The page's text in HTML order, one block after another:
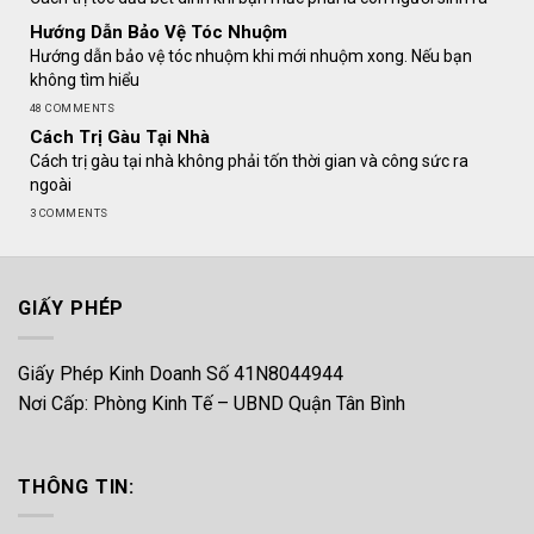
Hướng Dẫn Bảo Vệ Tóc Nhuộm
Hướng dẫn bảo vệ tóc nhuộm khi mới nhuộm xong. Nếu bạn
không tìm hiểu
48 COMMENTS
Cách Trị Gàu Tại Nhà
Cách trị gàu tại nhà không phải tốn thời gian và công sức ra
ngoài
3 COMMENTS
GIẤY PHÉP
Giấy Phép Kinh Doanh Số 41N8044944
Nơi Cấp: Phòng Kinh Tế – UBND Quận Tân Bình
THÔNG TIN: